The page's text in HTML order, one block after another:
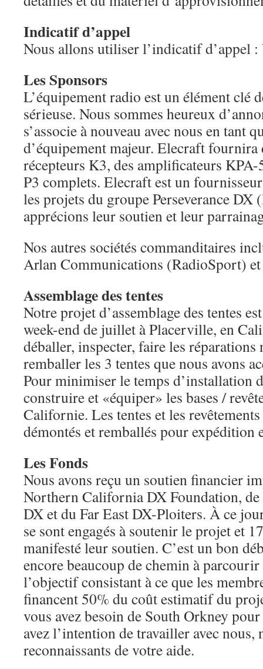
Indicatif d’appel
Nous allons utiliser l’indicatif d’appel :
Les Sponsors
L’équipement radio est un élément clé
sérieuse. Nous sommes heureux
s’associe à nouveau avec nous en tant
d’équipement majeur. Elecraft fournira
récepteurs K3, des amplificateurs KPA-
P3 complets. Elecraft est un
les projets du groupe Perseverance DX
apprécions leur soutien et leur
Nos autres sociétés commanditaires
Arlan Communications (RadioSport)
Assemblage des tentes
Notre projet d’assemblage des tentes
week-end de juillet à Placerville, en
déballer, inspecter, faire les réparations
remballer les 3 tentes que nous avons
Pour minimiser le temps d’installation
construire et «équiper» les bases /
Californie. Les tentes et les
démontés et remballés pour expédition
Les Fonds
Nous avons reçu un soutien financier
Northern California DX Foundation,
DX et du Far East DX-Ploiters. À ce
se sont engagés à soutenir le projet et
manifesté leur soutien. C’est un bon
encore beaucoup de chemin à
l’objectif consistant à ce que les
financent 50% du coût estimatif du
vous avez besoin de South Orkney
avez l’intention de travailler avec nous,
reconnaissants de votre aide.